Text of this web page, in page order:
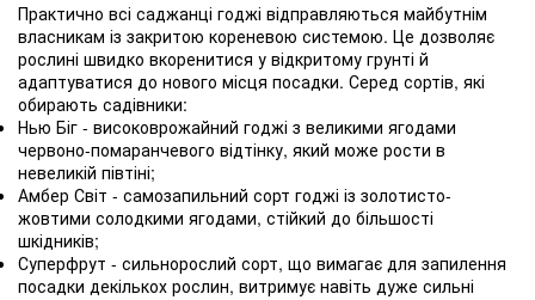
Практично всі саджанці годжі відправляються майбутнім
власникам із закритою кореневою системою. Це дозволяє
рослині швидко вкоренитися у відкритому грунті й
адаптуватися до нового місця посадки. Серед сортів, які
обирають садівники:
Нью Біг - високоврожайний годжі з великими ягодами
червоно-помаранчевого відтінку, який може рости в
невеликій півтіні;
Амбер Світ - самозапильний сорт годжі із золотисто-
жовтими солодкими ягодами, стійкий до більшості
шкідників;
Суперфрут - сильнорослий сорт, що вимагає для запилення
посадки декількох рослин, витримує навіть дуже сильні